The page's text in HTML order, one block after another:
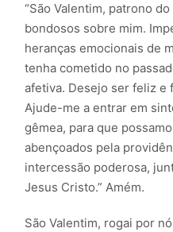
“São Valentim, patrono
bondosos sobre mim.
heranças emocionais de
tenha cometido no
afetiva. Desejo ser feliz e
Ajude-me a entrar em
gêmea, para que
abençoados pela
intercessão poderosa,
Jesus Cristo.” Amém.
São Valentim, rogai por